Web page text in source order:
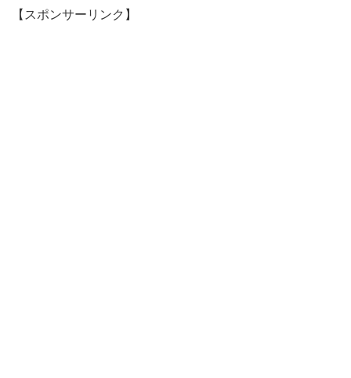
【スポンサーリンク】